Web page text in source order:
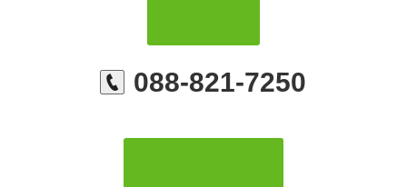
088-821-7250